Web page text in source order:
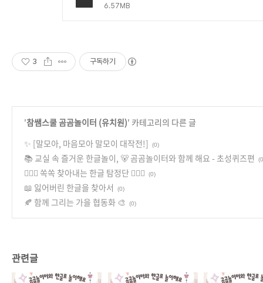
6.57MB
3 구독하기
'참쌤스쿨 곰곰놀이터 (유치원)' 카테고리의 다른 글
✨ [말모아, 마음모아 말모이 대작전!]
(0)
📚 교실 속 즐거운 한글놀이, 🐻 곰곰놀이터와 함께 해요 - 초성퀴즈편
🕵🏻‍♀️ 쏙쏙 찾아내는 한글 탐정단 🕵🏻‍♂️ (0)
📖 잃어버린 한글을 찾아서 (0)
🍂 함께 그리는 가을 협동화 🎨 (0)
관련글